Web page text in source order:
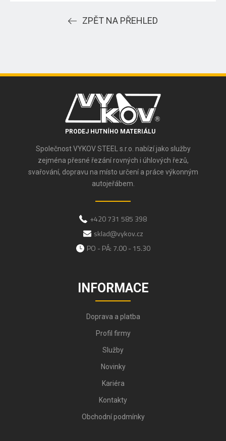
ZPĚT NA PŘEHLED
PRODEJ HUTNÍHO MATERIÁLU
Společnost VYKOV STEEL s.r.o. nabízí jako služby
zejména přesné řezání rovných i úhlových řezů,
svařování, dopravu na místo určení a práce výkonným
autojeřábem.
+420 731 585 398
sklad@vykov.cz
PO - PÁ: 7.00 - 15.30
INFORMACE
Doprava a platba
Profil firmy
Služby
Novinky
Kariéra
Kontakty
Obchodní podmínky